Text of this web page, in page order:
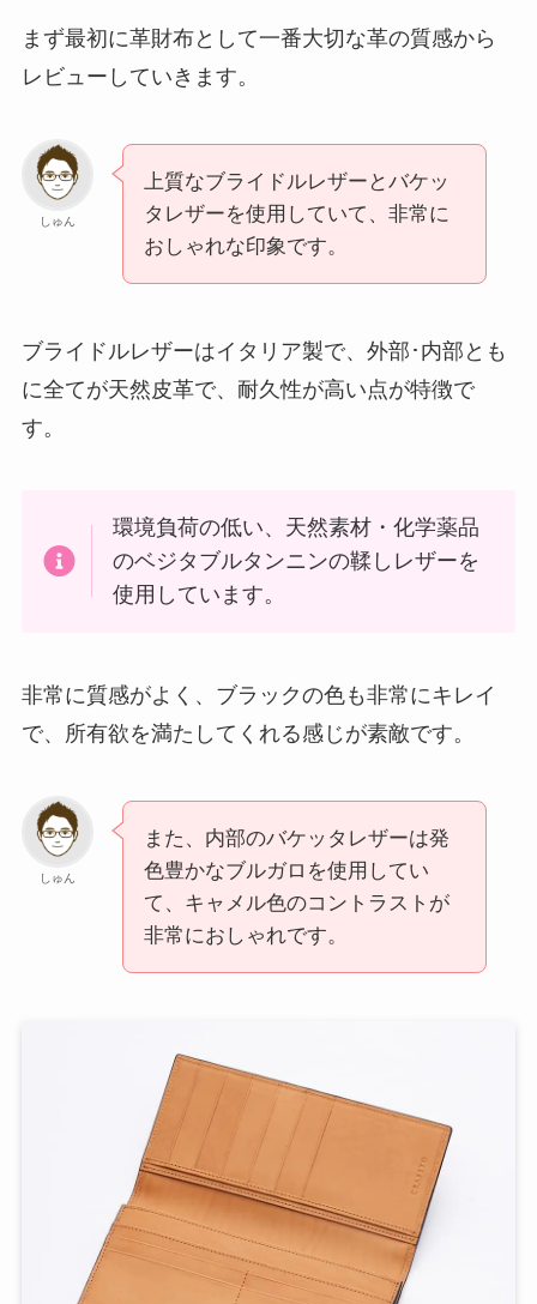
まず最初に革財布として一番大切な革の質感から
レビューしていきます。
しゅん
上質なブライドルレザーとバケッ
タレザーを使用していて、非常に
おしゃれな印象です。
ブライドルレザーはイタリア製で、外部･内部とも
に全てが天然皮革で、耐久性が高い点が特徴で
す。
環境負荷の低い、天然素材・化学薬品
のベジタブルタンニンの鞣しレザーを
使用しています。
非常に質感がよく、ブラックの色も非常にキレイ
で、所有欲を満たしてくれる感じが素敵です。
しゅん
また、内部のバケッタレザーは発
色豊かなブルガロを使用してい
て、キャメル色のコントラストが
非常におしゃれです。